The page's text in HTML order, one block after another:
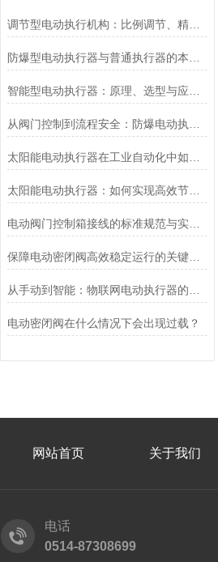
调节型电动执行机构：比例调节、精度控制要点
太阳能电动执行器：如何实现高效节能的自动化控制？
保障电动密闭阀高效稳定运行的关键举措
电动密闭阀在什么情况下会出现过载？
网站首页 关于我们
电话
0514-87308699